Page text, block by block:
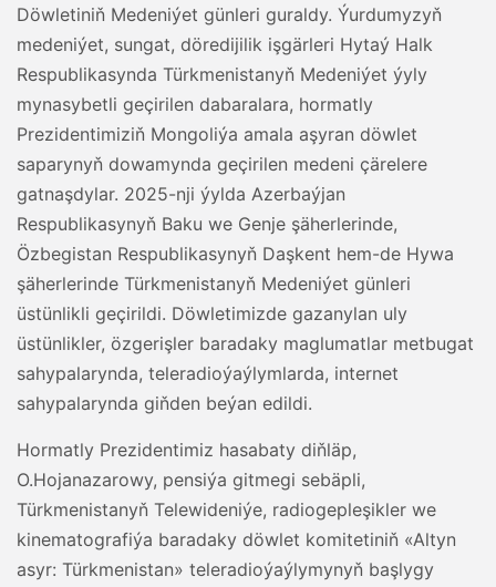
Döwletiniň Medeniýet günleri guraldy. Ýurdumyzyň
medeniýet, sungat, döredijilik işgärleri Hytaý Halk
Respublikasynda Türkmenistanyň Medeniýet ýyly
mynasybetli geçirilen dabaralara, hormatly
Prezidentimiziň Mongoliýa amala aşyran döwlet
saparynyň dowamynda geçirilen medeni çärelere
gatnaşdylar. 2025-nji ýylda Azerbaýjan
Respublikasynyň Baku we Genje şäherlerinde,
Özbegistan Respublikasynyň Daşkent hem-de Hywa
şäherlerinde Türkmenistanyň Medeniýet günleri
üstünlikli geçirildi. Döwletimizde gazanylan uly
üstünlikler, özgerişler baradaky maglumatlar metbugat
sahypalarynda, teleradioýaýlymlarda, internet
sahypalarynda giňden beýan edildi.
Hormatly Prezidentimiz hasabaty diňläp,
O.Hojanazarowy, pensiýa gitmegi sebäpli,
Türkmenistanyň Telewideniýe, radiogepleşikler we
kinematografiýa baradaky döwlet komitetiniň «Altyn
asyr: Türkmenistan» teleradioýaýlymynyň başlygy